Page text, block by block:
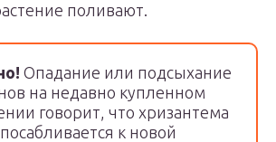
поливают.
Опадание или подсыхание
на недавно купленном
говорит, что хризантема
к новой